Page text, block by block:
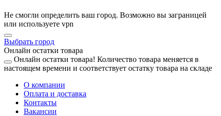
Не смогли определить ваш город. Возможно вы заграницей
или используете vpn
Выбрать город
Онлайн остатки товара
Онлайн остатки товара! Количество товара меняется в
настоящем времени и соответствует остатку товара на складе
О компании
Оплата и доставка
Контакты
Вакансии